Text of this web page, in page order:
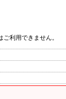
利用できません。